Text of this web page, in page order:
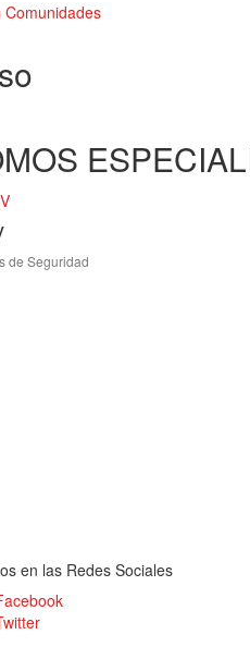
Comunidades
de Seguridad
en las Redes Sociales